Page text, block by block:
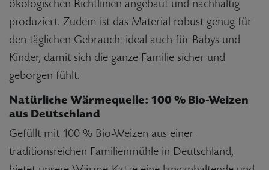
ökologischen Richtlinien angebaut und nachhaltig
produziert. Zudem ist das Material robust genug für
den täglichen Gebrauch: ideal auch für Babys und
Kinder, damit sich die ganze Familie sicher und
geborgen fühlt.
Natürliche Wärmequelle: 100 % Bio-Weizen
aus Deutschland
Gefüllt mit 100 % Bio-Weizen aus einer
traditionsreichen Familienmühle in Deutschland,